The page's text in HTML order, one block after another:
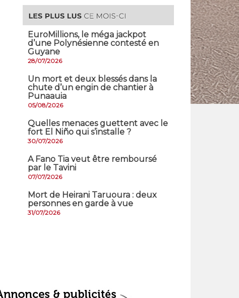
EuroMillions, ​le méga jackpot
d’une Polynésienne contesté en
Guyane
28/07/2026
​Un mort et deux blessés dans la
chute d’un engin de chantier à
Punaauia
05/08/2026
Quelles menaces guettent avec le
fort El Niño qui s’installe ?
30/07/2026
A Fano Tia veut être remboursé
par le Tavini
07/07/2026
Mort de Heirani Taruoura : deux
personnes en garde à vue
31/07/2026